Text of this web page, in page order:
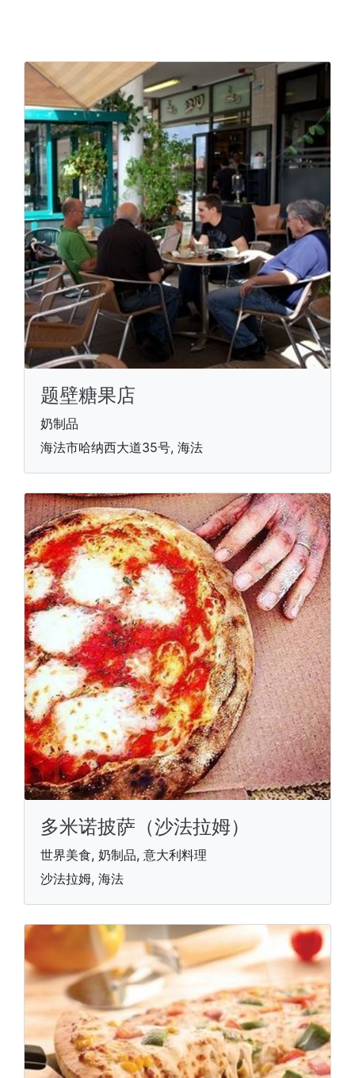
题壁糖果店
奶制品
海法市哈纳西大道35号, 海法
多米诺披萨（沙法拉姆）
世界美食, 奶制品, 意大利料理
沙法拉姆, 海法